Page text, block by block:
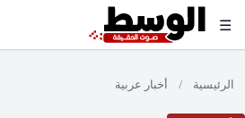
☰
الرئيسية / أخبار عربية